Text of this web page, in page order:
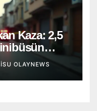
Kaza: 2,5
OLAYNEWS